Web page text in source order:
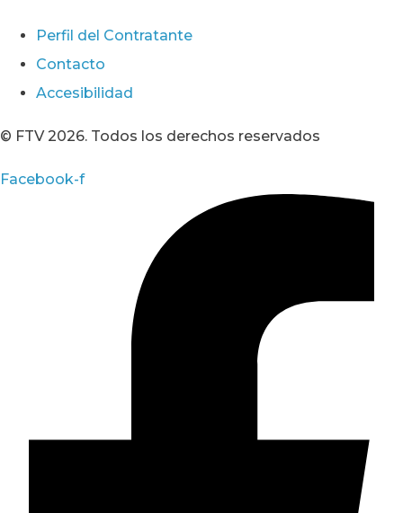
Perfil del Contratante
Contacto
Accesibilidad
© FTV 2026. Todos los derechos reservados
Facebook-f